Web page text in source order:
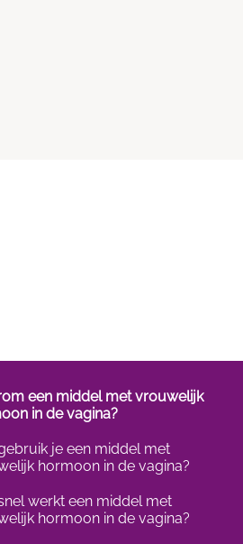
een middel met vrouwelijk
in de vagina?
je een middel met
hormoon in de vagina?
werkt een middel met
hormoon in de vagina?